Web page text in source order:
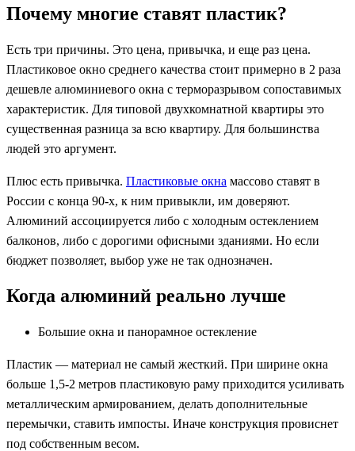
Почему многие ставят пластик?
Есть три причины. Это цена, привычка, и еще раз цена.
Пластиковое окно среднего качества стоит примерно в 2 раза
дешевле алюминиевого окна с терморазрывом сопоставимых
характеристик. Для типовой двухкомнатной квартиры это
существенная разница за всю квартиру. Для большинства
людей это аргумент.
Плюс есть привычка. Пластиковые окна массово ставят в
России с конца 90-х, к ним привыкли, им доверяют.
Алюминий ассоциируется либо с холодным остеклением
балконов, либо с дорогими офисными зданиями. Но если
бюджет позволяет, выбор уже не так однозначен.
Когда алюминий реально лучше
Большие окна и панорамное остекление
Пластик — материал не самый жесткий. При ширине окна
больше 1,5-2 метров пластиковую раму приходится усиливать
металлическим армированием, делать дополнительные
перемычки, ставить импосты. Иначе конструкция провиснет
под собственным весом.